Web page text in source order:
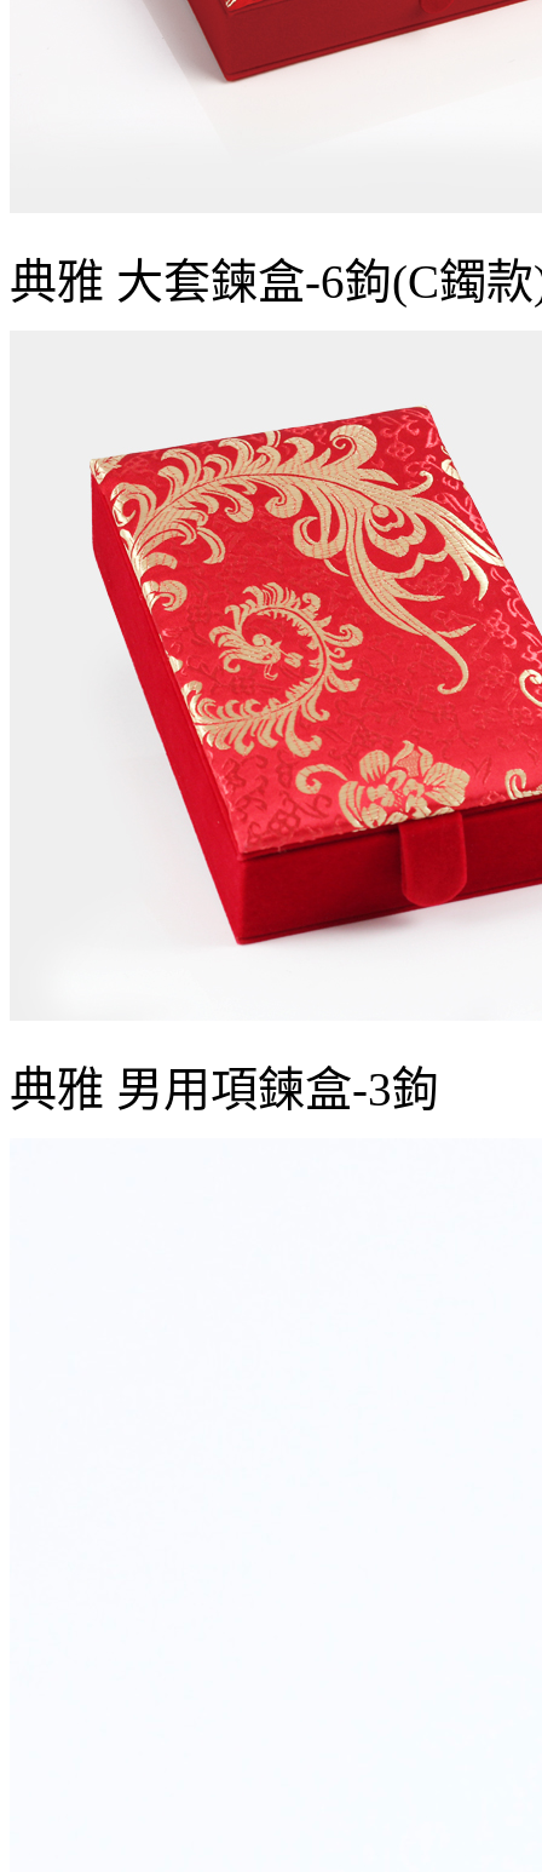
典雅 大套鍊盒-6鉤(C鐲
典雅 男用項鍊盒-3鉤